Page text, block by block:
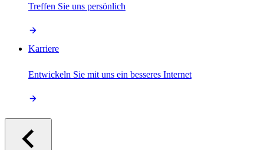
Treffen Sie uns persönlich
Karriere
Entwickeln Sie mit uns ein besseres Internet